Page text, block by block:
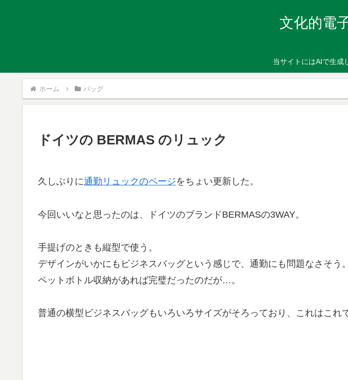
文化的電
当サイトにはAIで生成
ホーム バッグ
ドイツの BERMAS のリュック
久しぶりに通勤リュックのページをちょい更新した。
今回いいなと思ったのは、ドイツのブランドBERMASの3WAY。
手提げのときも縦型で使う。
デザインがいかにもビジネスバッグという感じで、通勤にも問題なさそう。
ペットボトル収納があれば完璧だったのだが…。
普通の横型ビジネスバッグもいろいろサイズがそろっており、これはこれ